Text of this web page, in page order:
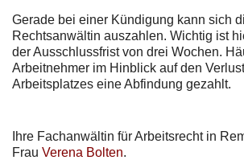
Gerade bei einer Kündigung kann sich
Rechtsanwältin auszahlen. Wichtig ist
der Ausschlussfrist von drei Wochen.
Arbeitnehmer im Hinblick auf den
Arbeitsplatzes eine Abfindung gezahlt.
Ihre Fachanwältin für Arbeitsrecht in
Frau Verena Bolten.